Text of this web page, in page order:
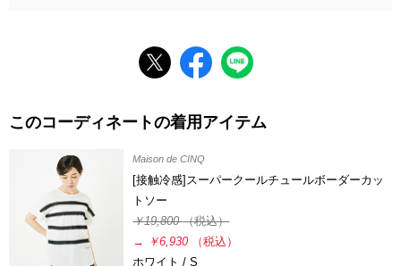
このコーディネートの着用アイテム
Maison de CINQ
[接触冷感]スーパークールチュールボーダーカッ
トソー
￥19,800（税込）
→
￥6,930
（税込）
ホワイト / S